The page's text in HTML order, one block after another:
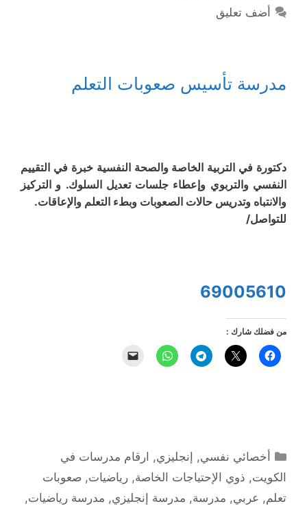
أضف تعليق
مدرسة تأسيس صعوبات التعلم
دكتورة في التربية الخاصة والصحة النفسية خبرة في التقييم
النفسي والتربوي وإعطاء جلسات تعديل السلوك. و التركيز
والانتباه وتدريس حالات الصعوبات وبطء التعلم والإعاقات.
للتواصل/
69005610
من فضلك شارك :
التصنيفات
أخصائي نفسي, إنجليزي, ارقام مدرسات في
الكويت, ذوي الإحتياجات الخاصة, رياضيات, صعوبات
تعلم, عربي, مدرسة, مدرسة إنجليزي, مدرسة رياضيات,